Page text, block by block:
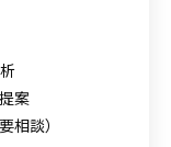
案
相談）